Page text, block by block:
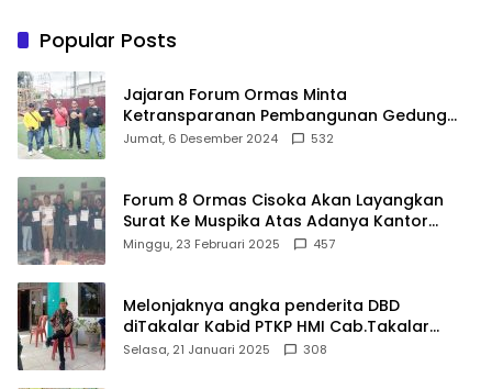
Popular Posts
Jajaran Forum Ormas Minta
Ketransparanan Pembangunan Gedung
Damkar Di Kecamatan Cisoka
Jumat, 6 Desember 2024 532
Forum 8 Ormas Cisoka Akan Layangkan
Surat Ke Muspika Atas Adanya Kantor
Matel di Cisoka
Minggu, 23 Februari 2025 457
Melonjaknya angka penderita DBD
diTakalar Kabid PTKP HMI Cab.Takalar
angkat bicara
Selasa, 21 Januari 2025 308